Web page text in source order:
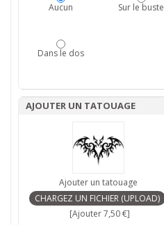
Aucun Sur le buste
Dans le dos
AJOUTER UN TATOUAGE
Ajouter un tatouage
[Ajouter 7,50 €]